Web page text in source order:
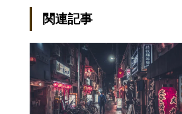
（.NET/
ル：
関連記事